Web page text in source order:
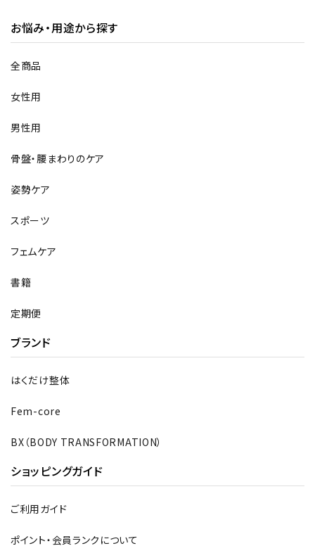
お悩み・用途から探す
全商品
女性用
男性用
骨盤・腰まわりのケア
姿勢ケア
スポーツ
フェムケア
書籍
定期便
ブランド
はくだけ整体
Fem-core
BX（BODY TRANSFORMATION）
ショッピングガイド
ご利用ガイド
ポイント・会員ランクについて